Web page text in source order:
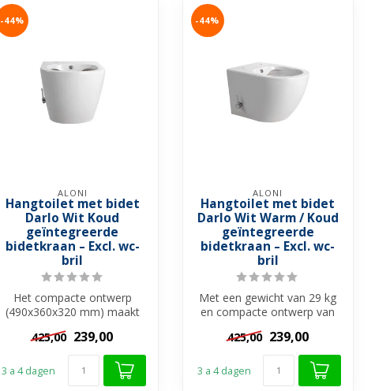
-44%
ALONI
Hangtoilet met bidet
Darlo Wit Koud
geïntegreerde
bidetkraan – Excl. wc-
bril
Het compacte ontwerp
(490x360x320 mm) maakt
ideaal voor...
425,00 239,00
3 a 4 dagen
-44%
ALONI
Hangtoilet met bidet
Darlo Wit Warm / Koud
geïntegreerde
bidetkraan – Excl. wc-
bril
Met een gewicht van 29 kg
en compacte ontwerp van
toil...
425,00 239,00
3 a 4 dagen